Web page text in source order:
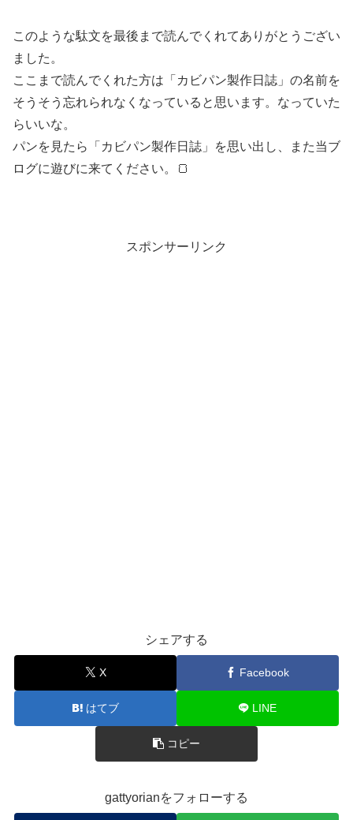
このような駄文を最後まで読んでくれてありがとうござい
ました。
ここまで読んでくれた方は「カビパン製作日誌」の名前を
そうそう忘れられなくなっていると思います。なっていた
らいいな。
パンを見たら「カビパン製作日誌」を思い出し、また当ブ
ログに遊びに来てください。🍞
スポンサーリンク
シェアする
X Facebook
はてブ LINE
コピー
gattyorianをフォローする